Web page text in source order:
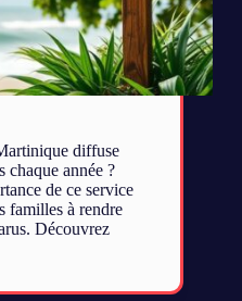
diffuse
chaque année ?
de ce service
familles à rendre
Découvrez